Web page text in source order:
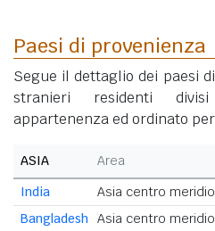
Paesi di provenienza
Segue il dettaglio dei paesi
stranieri residenti
appartenenza ed ordinato
ASIA Area
India
Asia centro
Bangladesh
Asia centro